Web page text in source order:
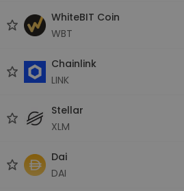
WhiteBIT Coin
WBT
Chainlink
LINK
Stellar
XLM
Dai
DAI